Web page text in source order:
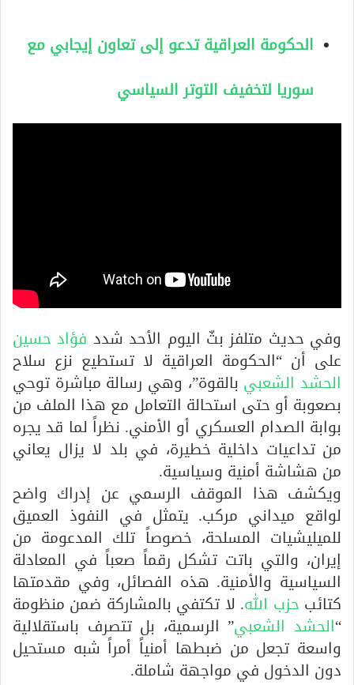
الحكومة العراقية تدعو إلى تعاون إيجابي مع
سوريا لتخفيف التوتر السياسي
وفي حديث متلفز بثّ اليوم الأحد شدد فؤاد حسين
على أن “الحكومة العراقية لا تستطيع نزع سلاح
الحشد الشعبي بالقوة”، وهي رسالة مباشرة توحي
بصعوبة أو حتى استحالة التعامل مع هذا الملف من
بوابة الصدام العسكري أو الأمني. نظراً لما قد يجره
من تداعيات داخلية خطيرة، في بلد لا يزال يعاني
من هشاشة أمنية وسياسية.
ويكشف هذا الموقف الرسمي عن إدراك واضح
لواقع ميداني مركب. يتمثل في النفوذ العميق
للميليشيات المسلحة، خصوصاً تلك المدعومة من
إيران، والتي باتت تشكل رقماً صعباً في المعادلة
السياسية والأمنية. هذه الفصائل، وفي مقدمتها
كتائب حزب الله. لا تكتفي بالمشاركة ضمن منظومة
“الحشد الشعبي” الرسمية، بل تتصرف باستقلالية
واسعة تجعل من ضبطها أمنياً أمراً شبه مستحيل
دون الدخول في مواجهة شاملة.